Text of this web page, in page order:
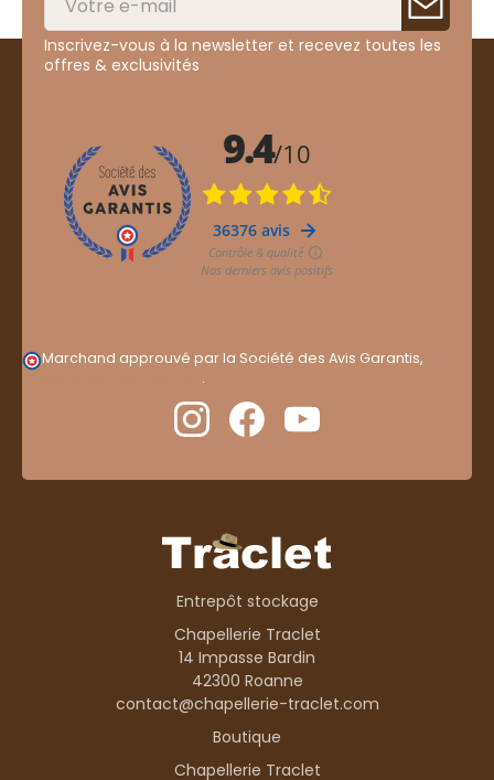
Inscrivez-vous à la newsletter et recevez toutes les
offres & exclusivités
Marchand approuvé par la Société des Avis Garantis,
.
Entrepôt stockage
Chapellerie Traclet
14 Impasse Bardin
42300 Roanne
contact@chapellerie-traclet.com
Boutique
Chapellerie Traclet